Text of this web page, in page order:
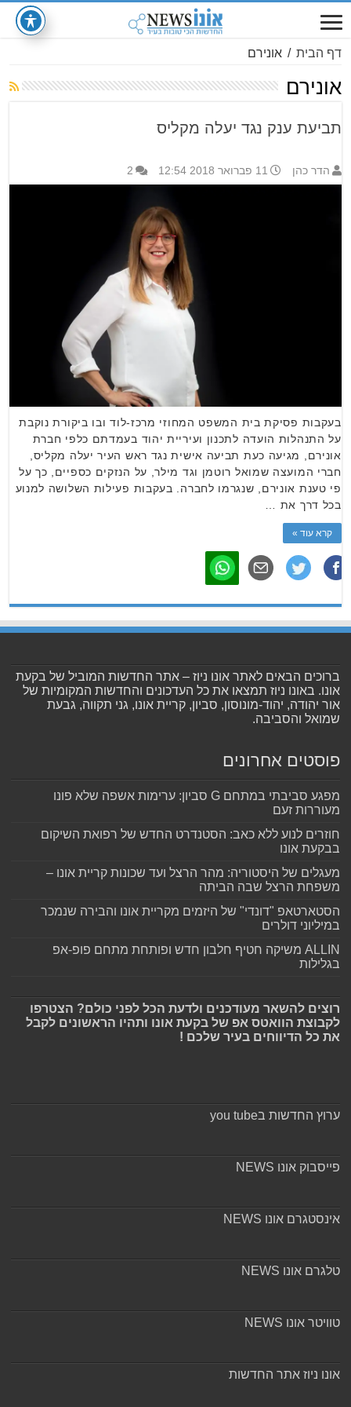
דף הבית / אונירם
אונירם
תביעת ענק נגד יעלה מקליס
הדר כהן 11 פברואר 2018 12:54 2
בעקבות פסיקת בית המשפט המחוזי מרכז-לוד ובו ביקורת נוקבת
על התנהלות הועדה לתכנון ועיריית יהוד בעמדתם כלפי חברת
אונירם, מגיעה כעת תביעה אישית נגד ראש העיר יעלה מקליס,
חברי המועצה שמואל רוטמן וגד מילר, על הנזקים כספיים, כך על
פי טענת אונירם, שנגרמו לחברה. בעקבות פעילות השלושה למנוע
בכל דרך את …
קרא עוד »
ברוכים הבאים לאתר אונו ניוז – אתר החדשות המוביל של בקעת
אונו. באונו ניוז תמצאו את כל העדכונים והחדשות המקומיות של
אור יהודה, יהוד-מונוסון, סביון, קריית אונו, גני תקווה, גבעת
שמואל והסביבה.
פוסטים אחרונים
מפגע סביבתי במתחם G סביון: ערימות אשפה שלא פונו
מעוררות זעם
חוזרים לנוע ללא כאב: הסטנדרט החדש של רפואת השיקום
בבקעת אונו
מעגלים של היסטוריה: מהר הרצל ועד שכונות קריית אונו –
משפחת הרצל שבה הביתה
הסטארטאפ "דונדי" של היזמים מקריית אונו והבירה שנמכר
במיליוני דולרים
ALLIN משיקה חטיף חלבון חדש ופותחת מתחם פופ-אפ
בגלילות
רוצים להשאר מעודכנים ולדעת הכל לפני כולם? הצטרפו
לקבוצת הוואטס אפ של בקעת אונו ותהיו הראשונים לקבל
את כל הדיווחים בעיר שלכם !
ערוץ החדשות בyou tube
פייסבוק אונו NEWS
אינסטגרם אונו NEWS
טלגרם אונו NEWS
טוויטר אונו NEWS
אונו ניוז אתר החדשות